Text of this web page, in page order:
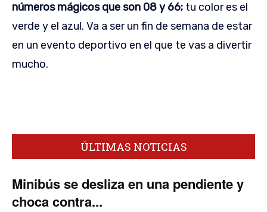
números mágicos que son 08 y 66; tu color es el
verde y el azul. Va a ser un fin de semana de estar
en un evento deportivo en el que te vas a divertir
mucho.
ÚLTIMAS NOTICIAS
Minibús se desliza en una pendiente y
choca contra...